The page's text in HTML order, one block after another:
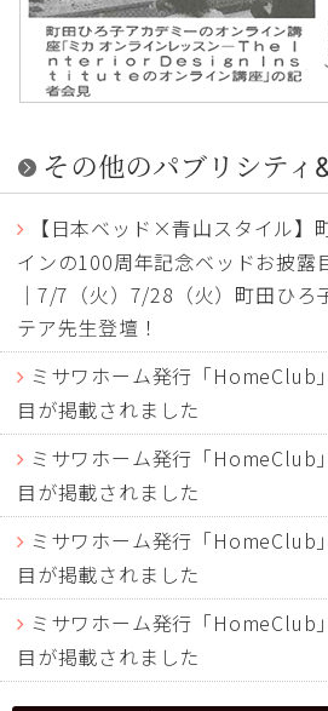
その他のパブリシティ
【日本ベッド×青山スタイル】
インの100周年記念ベッドお披露
｜7/7（火）7/28（火）町田ひろ
テア先生登壇！
ミサワホーム発行「HomeClub
目が掲載されました
ミサワホーム発行「HomeClub
目が掲載されました
ミサワホーム発行「HomeClub
目が掲載されました
ミサワホーム発行「HomeClub
目が掲載されました